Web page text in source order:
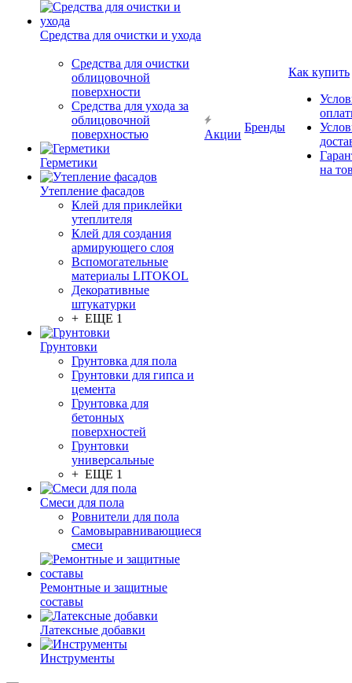
Средства для очистки и ухода
Средства для очистки
облицовочной
поверхности
Средства для ухода за
облицовочной
поверхностью
Герметики
Утепление фасадов
Клей для приклейки
утеплителя
Клей для создания
армирующего слоя
Вспомогательные
материалы LITOKOL
Декоративные
штукатурки
+ ЕЩЕ 1
Грунтовки
Грунтовка для пола
Грунтовки для гипса и
цемента
Грунтовка для
бетонных
поверхностей
Грунтовки
универсальные
+ ЕЩЕ 1
Смеси для пола
Ровнители для пола
Самовыравнивающиеся
смеси
Ремонтные и защитные
составы
Латексные добавки
Инструменты
Акции
Бренды
Как купить
на